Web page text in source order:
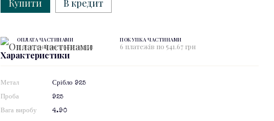
Купити В кредит
ОПЛАТА ЧАСТИНАМИ
3 платежі по 1 083.33 грн
ПОКУПКА ЧАСТИНАМИ
6 платежів по 541.67 грн
Характеристики
Метал Срібло 925
Проба 925
Вага виробу 4.90